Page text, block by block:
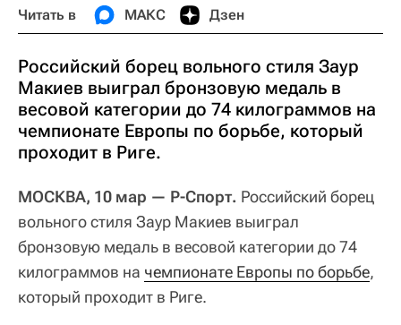
Читать в МАКС Дзен
Российский борец вольного стиля Заур
Макиев выиграл бронзовую медаль в
весовой категории до 74 килограммов на
чемпионате Европы по борьбе, который
проходит в Риге.
МОСКВА, 10 мар — Р-Спорт. Российский борец
вольного стиля Заур Макиев выиграл
бронзовую медаль в весовой категории до 74
килограммов на чемпионате Европы по борьбе,
который проходит в Риге.